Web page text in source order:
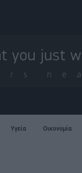
Υγεία Οικονομία